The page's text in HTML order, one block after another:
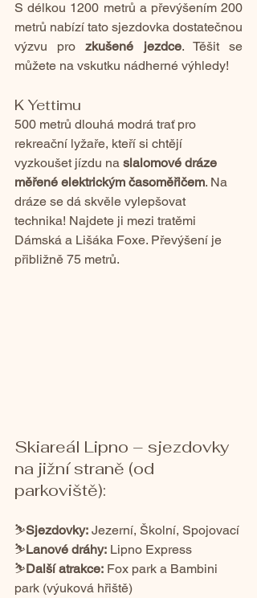
S délkou 1200 metrů a převýšením 200
metrů nabízí tato sjezdovka dostatečnou
výzvu pro zkušené jezdce. Těšit se
můžete na vskutku nádherné výhledy!
K Yettimu
500 metrů dlouhá modrá trať pro
rekreační lyžaře, kteří si chtějí
vyzkoušet jízdu na slalomové dráze
měřené elektrickým časoměřičem. Na
dráze se dá skvěle vylepšovat
technika! Najdete ji mezi tratěmi
Dámská a Lišáka Foxe. Převýšení je
přibližně 75 metrů.
Skiareál Lipno – sjezdovky
na jižní straně (od
parkoviště):
⛷️Sjezdovky: Jezerní, Školní, Spojovací
⛷️Lanové dráhy: Lipno Express
⛷️Další atrakce: Fox park a Bambini
park (výuková hřiště)